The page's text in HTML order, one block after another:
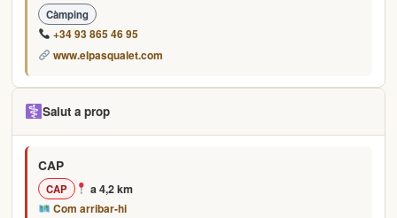
Càmping
+34 93 865 46 95
www.elpasqualet.com
Salut a prop
CAP
CAP a 4,2 km
Com arribar-hi